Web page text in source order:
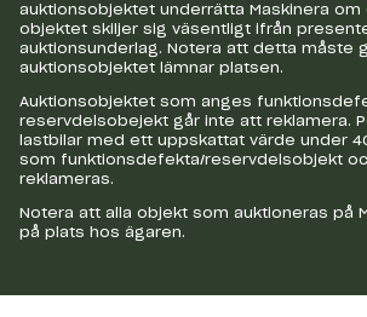
auktionsobjektet underrätta Maskinera
objektet skiljer sig väsentligt ifrån
auktionsunderlag. Notera att detta måste
auktionsobjektet lämnar platsen.
Auktionsobjektet som anges
reservdelsobejekt går inte att reklamera.
lastbilar med ett uppskattat värde under
som funktionsdefekta/reservdelsobjekt
reklameras.
Notera att alla objekt som auktioneras på
på plats hos ägaren.